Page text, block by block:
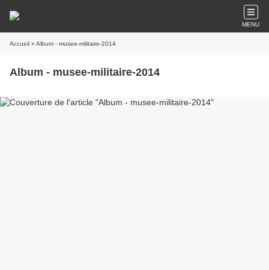
MENU
Accueil » Album - musee-militaire-2014
Album - musee-militaire-2014